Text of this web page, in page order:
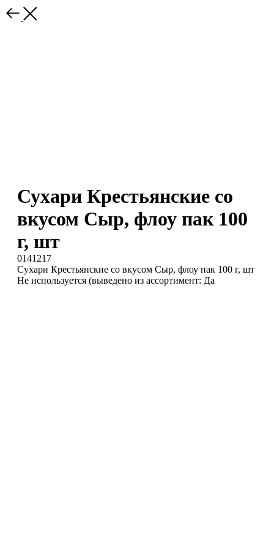
Сухари Крестьянские со
вкусом Сыр, флоу пак 100
г, шт
0141217
Сухари Крестьянские со вкусом Сыр, флоу пак 100 г, шт
Не используется (выведено из ассортимент: Да